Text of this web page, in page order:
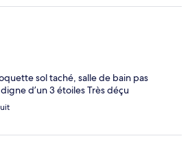
sol taché, salle de bain pas
d’un 3 étoiles Très déçu